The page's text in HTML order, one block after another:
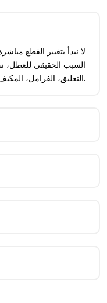
لا نبدأ بتغيير القطع
السبب الحقيقي للعطل،
التعليق، الفرامل، المكيف أو الأنظمة الكهربائية.